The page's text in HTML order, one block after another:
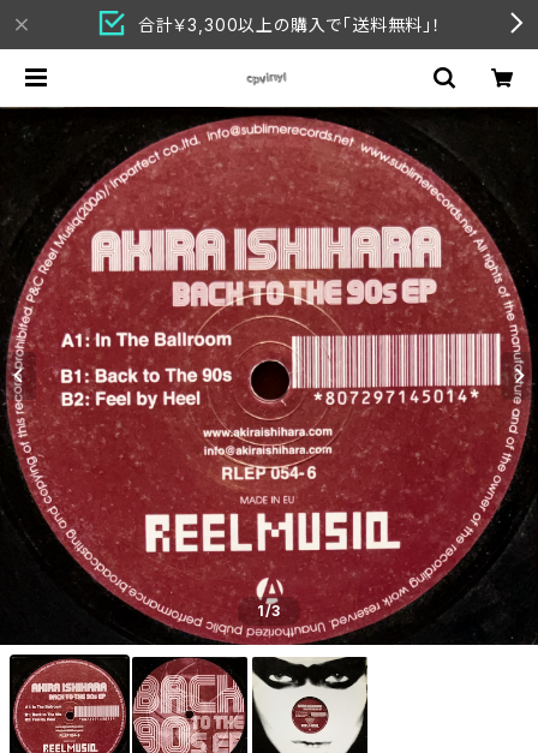
合計￥3,300以上の購入で「送料無料」！
1/3